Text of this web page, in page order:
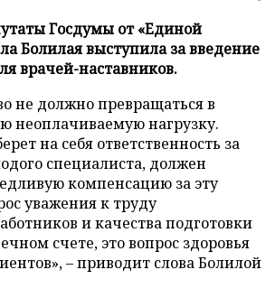
Госдумы от «Единой
Болилая выступила за введение
врачей-наставников.
не должно превращаться в
неоплачиваемую нагрузку.
на себя ответственность за
специалиста, должен
компенсацию за эту
уважения к труду
и качества подготовки
счете, это вопрос здоровья
– приводит слова Болилой